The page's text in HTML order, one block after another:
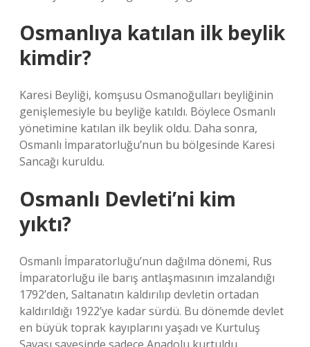
Osmanlıya katılan ilk beylik
kimdir?
Karesi Beyliği, komşusu Osmanoğulları beyliğinin
genişlemesiyle bu beyliğe katıldı. Böylece Osmanlı
yönetimine katılan ilk beylik oldu. Daha sonra,
Osmanlı İmparatorluğu’nun bu bölgesinde Karesi
Sancağı kuruldu.
Osmanlı Devleti’ni kim
yıktı?
Osmanlı İmparatorluğu’nun dağılma dönemi, Rus
İmparatorluğu ile barış antlaşmasının imzalandığı
1792’den, Saltanatın kaldırılıp devletin ortadan
kaldırıldığı 1922’ye kadar sürdü. Bu dönemde devlet
en büyük toprak kayıplarını yaşadı ve Kurtuluş